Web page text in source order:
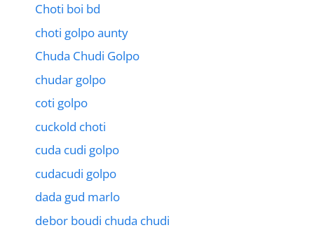
Choti boi bd
choti golpo aunty
Chuda Chudi Golpo
chudar golpo
coti golpo
cuckold choti
cuda cudi golpo
cudacudi golpo
dada gud marlo
debor boudi chuda chudi